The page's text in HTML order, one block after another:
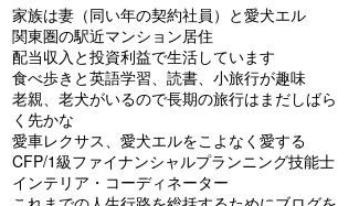
家族は妻（同い年の契約社員）と愛犬エル
関東圏の駅近マンション居住
配当収入と投資利益で生活しています
食べ歩きと英語学習、読書、小旅行が趣味
老親、老犬がいるので長期の旅行はまだしばら
く先かな
愛車レクサス、愛犬エルをこよなく愛する
CFP/1級ファイナンシャルプランニング技能士
インテリア・コーディネーター